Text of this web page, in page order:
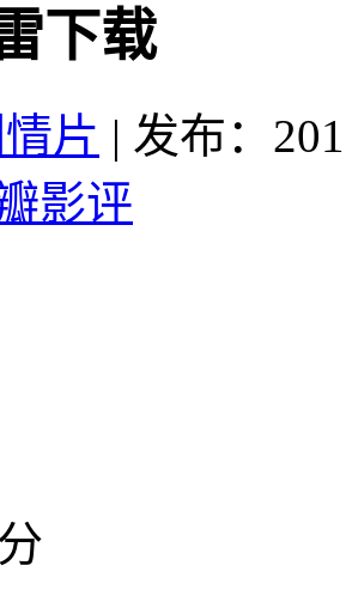
下载
片 | 发布：
影评
分